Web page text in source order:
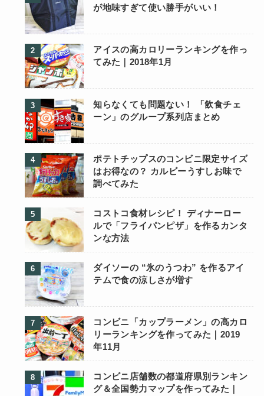
が地味すぎて使い勝手がいい！
アイスの高カロリーランキングを作っ
てみた｜2018年1月
知らなくても問題ない！ 「飲食チェ
ーン」のグループ系列店まとめ
ポテトチップスのコンビニ限定サイズ
はお得なの？ カルビーうすしお味で
調べてみた
コストコ食材レシピ！ ディナーロー
ルで「フライパンピザ」を作るカンタ
ンな方法
ダイソーの “氷のうつわ” を作るアイ
テムで食の涼しさが増す
コンビニ「カップラーメン」の高カロ
リーランキングを作ってみた｜2019
年11月
コンビニ店舗数の都道府県別ランキン
グ＆全国勢力マップを作ってみた｜